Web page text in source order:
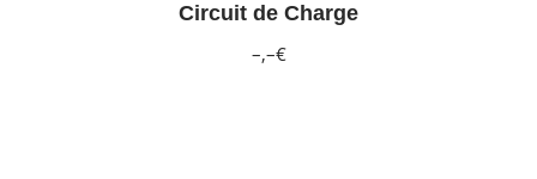
Circuit de Charge
–,–€